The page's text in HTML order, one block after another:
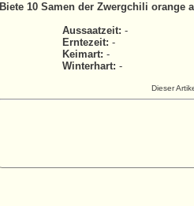
Biete 10 Samen der Zwergchili orange
Aussaatzeit: -
Erntezeit: -
Keimart: -
Winterhart: -
Dieser